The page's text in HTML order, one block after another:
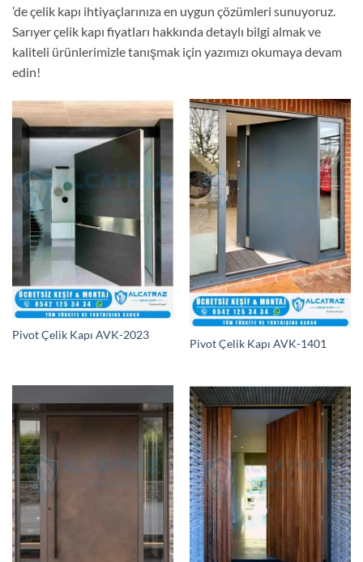
’de çelik kapı ihtiyaçlarınıza en uygun çözümleri sunuyoruz.
Sarıyer çelik kapı fiyatları hakkında detaylı bilgi almak ve
kaliteli ürünlerimizle tanışmak için yazımızı okumaya devam
edin!
Pivot Çelik Kapı AVK-2023
Pivot Çelik Kapı AVK-1401